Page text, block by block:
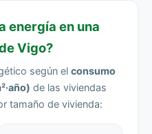
energía en una
Vigo?
según el consumo
de las viviendas
tamaño de vivienda: